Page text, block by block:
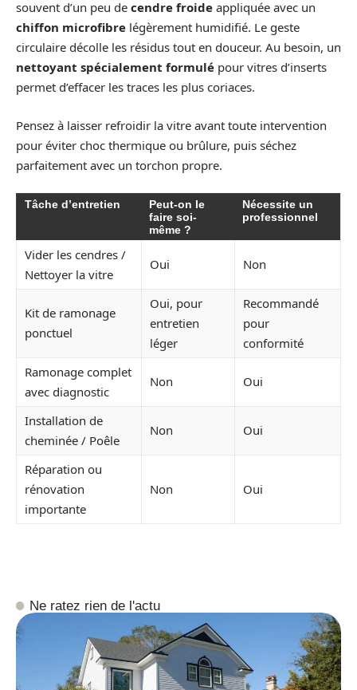
souvent d’un peu de cendre froide appliquée avec un
chiffon microfibre légèrement humidifié. Le geste
circulaire décolle les résidus tout en douceur. Au besoin, un
nettoyant spécialement formulé pour vitres d’inserts
permet d’effacer les traces les plus coriaces.
Pensez à laisser refroidir la vitre avant toute intervention
pour éviter choc thermique ou brûlure, puis séchez
parfaitement avec un torchon propre.
Tâche d’entretien
Peut-on le
faire soi-
même ?
Nécessite un
professionnel
Vider les cendres /
Nettoyer la vitre
Oui Non
Kit de ramonage
ponctuel
Oui, pour
entretien
léger
Recommandé
pour
conformité
Ramonage complet
avec diagnostic
Non Oui
Installation de
cheminée / Poêle
Non Oui
Réparation ou
rénovation
importante
Non Oui
Ne ratez rien de l'actu